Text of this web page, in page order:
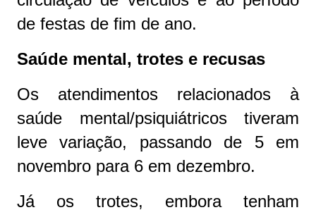
de festas de fim de ano.
Saúde mental, trotes e recusas
Os atendimentos relacionados à
saúde mental/psiquiátricos tiveram
leve variação, passando de 5 em
novembro para 6 em dezembro.
Já os trotes, embora tenham